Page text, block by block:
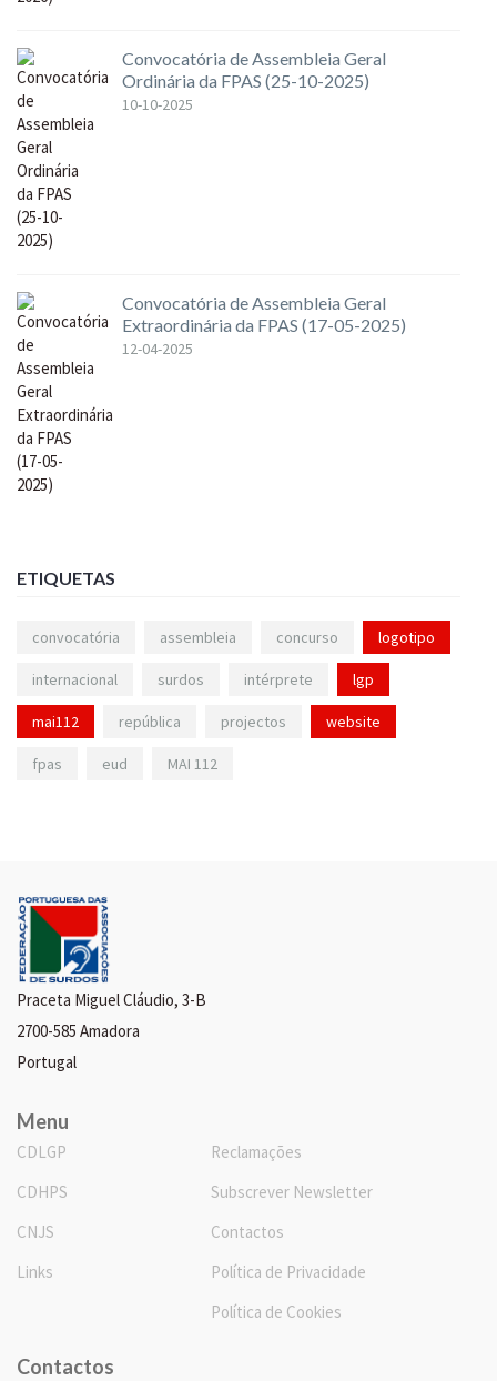
Convocatória de Assembleia Geral
Ordinária da FPAS (25-10-2025)
10-10-2025
Convocatória de Assembleia Geral
Extraordinária da FPAS (17-05-2025)
12-04-2025
ETIQUETAS
convocatória assembleia concurso logotipo
internacional surdos intérprete lgp
mai112 república projectos website
fpas eud MAI 112
Praceta Miguel Cláudio, 3-B
2700-585 Amadora
Portugal
Menu
CDLGP
CDHPS
CNJS
Links
Reclamações
Subscrever Newsletter
Contactos
Política de Privacidade
Política de Cookies
Contactos